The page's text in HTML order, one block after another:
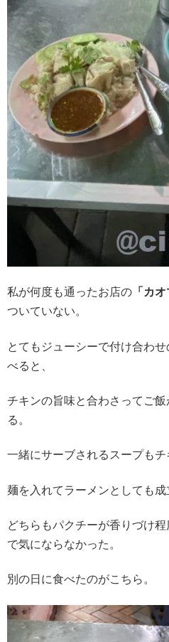
私が何度も通ったお店の 「カ
ついていない。
とてもジューシーで付け合わ
べると、
チキンの旨味と合わさってご
る。
一緒にサーブされるスープもチ
麺を入れてラーメンとしても成
どちらもパクチーが香りづけ
で気にならなかった。
別の日に食べたのがこちら。